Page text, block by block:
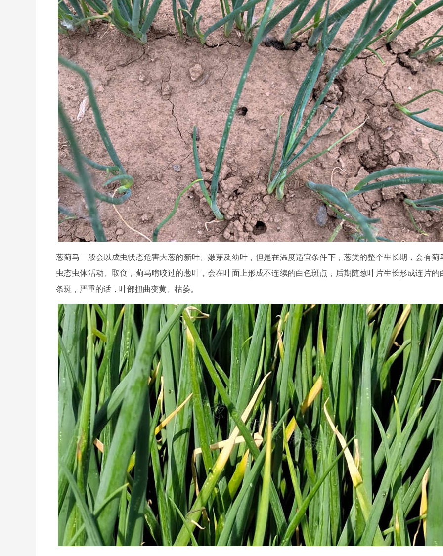
葱蓟马一般会以成虫状态危害大葱的新叶、嫩芽及幼叶，但是在温度适宜条件下，葱类的整个生长期，会有蓟
虫态虫体活动、取食，蓟马啃咬过的葱叶，会在叶面上形成不连续的白色斑点，后期随葱叶片生长形成连片的
条斑，严重的话，叶部扭曲变黄、枯萎。